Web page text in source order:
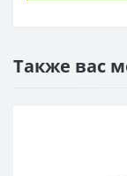
Также вас